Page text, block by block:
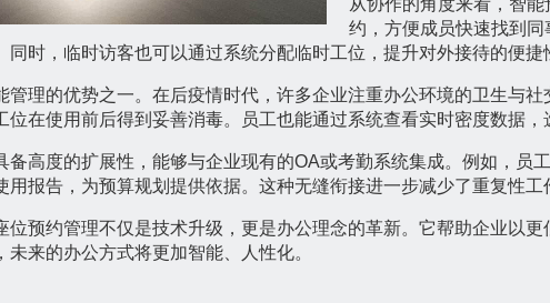
从协作的角度来看，智
约，方便成员快速找到
同时，临时访客也可以通过系统分配临时工位，提升对外接待的便捷
管理的优势之一。在后疫情时代，许多企业注重办公环境的卫生与
位在使用前后得到妥善消毒。员工也能通过系统查看实时密度数据，
备高度的扩展性，能够与企业现有的OA或考勤系统集成。例如，员
用报告，为预算规划提供依据。这种无缝衔接进一步减少了重复性工
位预约管理不仅是技术升级，更是办公理念的革新。它帮助企业以
来的办公方式将更加智能、人性化。